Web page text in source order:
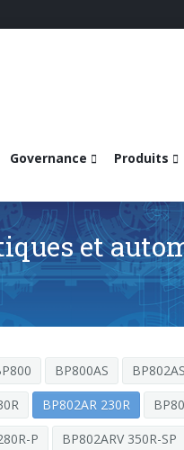
Governance Produits
et
BP800AS BP802AS
BP802AR 230R
P
BP802ARV 350R-SP